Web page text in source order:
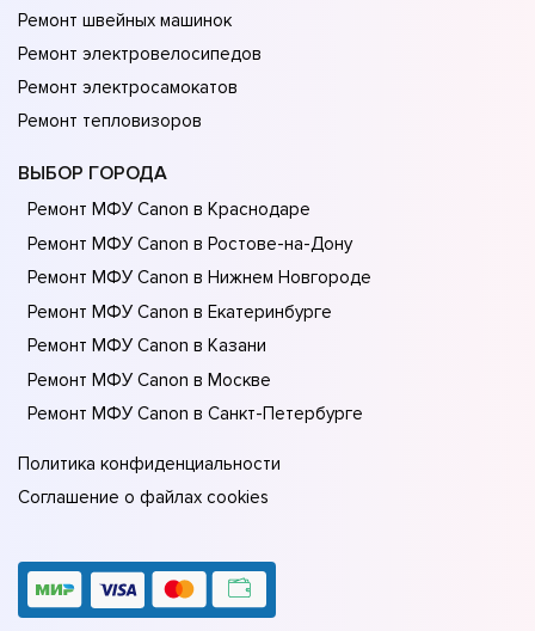
Ремонт швейных машинок
Ремонт электровелосипедов
Ремонт электросамокатов
Ремонт тепловизоров
ВЫБОР ГОРОДА
Ремонт МФУ Canon в Краснодаре
Ремонт МФУ Canon в Ростове-на-Донy
Ремонт МФУ Canon в Нижнем Новгороде
Ремонт МФУ Canon в Екатеринбурге
Ремонт МФУ Canon в Казани
Ремонт МФУ Canon в Москве
Ремонт МФУ Canon в Санкт-Петербурге
Политика конфиденциальности
Соглашение о файлах cookies